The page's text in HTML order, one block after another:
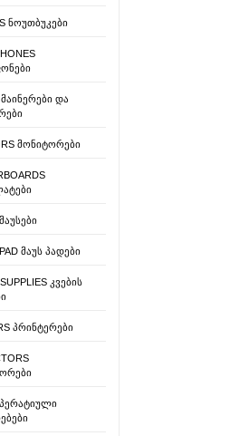
ᲜᲝᲣᲗᲑᲣᲙᲔᲑᲘ
ᲛᲐᲘᲜᲔᲠᲔᲑᲘ ᲓᲐ
ᲛᲝᲜᲘᲢᲝᲠᲔᲑᲘ
ᲛᲐᲣᲡ ᲞᲐᲓᲔᲑᲘ
ᲙᲕᲔᲑᲘᲡ
ᲞᲠᲘᲜᲢᲔᲠᲔᲑᲘ